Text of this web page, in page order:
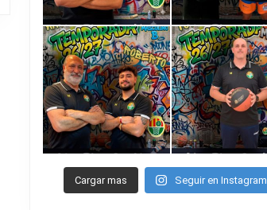
Cargar mas Seguir en Instagram